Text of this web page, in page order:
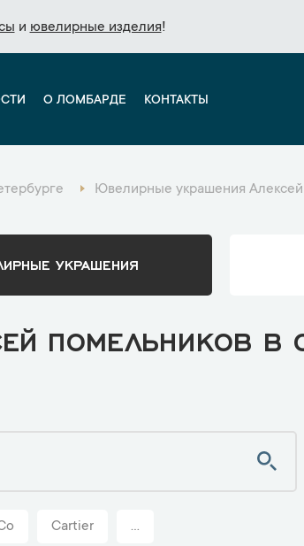
и ювелирные изделия!
и ювелирные изделия!
О ЛОМБАРДЕ КОНТАКТЫ
Ювелирные украшения
УКРАШЕНИЯ
ПОМЕЛЬНИКОВ В
Cartier ...